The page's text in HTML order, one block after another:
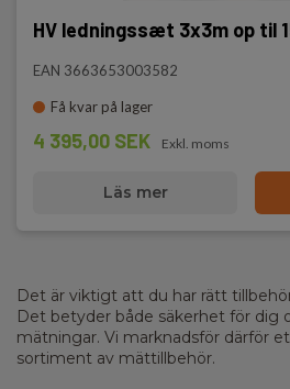
HV ledningssæt 3x3m op til
EAN 3663653003582
Få kvar på lager
4 395,00 SEK Exkl. moms
Läs mer
Det är viktigt att du har rätt
Det betyder både säkerhet för dig
mätningar. Vi marknadsför därför
sortiment av mättillbehör.